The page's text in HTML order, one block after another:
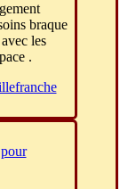
braque
les
.